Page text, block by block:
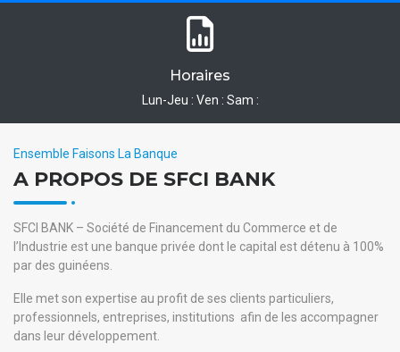
Horaires
Lun-Jeu : Ven : Sam :
Ensemble Faisons La Banque
A PROPOS DE SFCI BANK
SFCI BANK – Société de Financement du Commerce et de
l’Industrie est une banque privée dont le capital est détenu à 100%
par des guinéens.
Elle met son expertise au profit de ses clients particuliers,
professionnels, entreprises, institutions afin de les accompagner
dans leur développement.